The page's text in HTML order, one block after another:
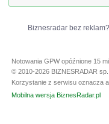
Biznesradar bez reklam?
Notowania GPW opóźnione 15
© 2010-2026 BIZNESRADAR
Korzystanie z serwisu oznacza
Mobilna wersja BiznesRadar.pl